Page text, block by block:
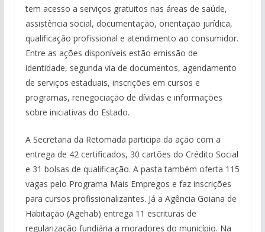
tem acesso a serviços gratuitos nas áreas de saúde,
assistência social, documentação, orientação jurídica,
qualificação profissional e atendimento ao consumidor.
Entre as ações disponíveis estão emissão de
identidade, segunda via de documentos, agendamento
de serviços estaduais, inscrições em cursos e
programas, renegociação de dívidas e informações
sobre iniciativas do Estado.
A Secretaria da Retomada participa da ação com a
entrega de 42 certificados, 30 cartões do Crédito Social
e 31 bolsas de qualificação. A pasta também oferta 115
vagas pelo Programa Mais Empregos e faz inscrições
para cursos profissionalizantes. Já a Agência Goiana de
Habitação (Agehab) entrega 11 escrituras de
regularização fundiária a moradores do município. Na